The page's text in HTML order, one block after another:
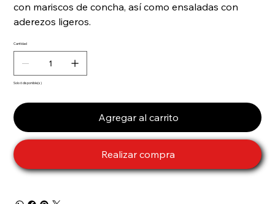
con mariscos de concha, así como ensaladas con
aderezos ligeros.
Cantidad
Solo 6 disponible(s)
Agregar al carrito
Realizar compra